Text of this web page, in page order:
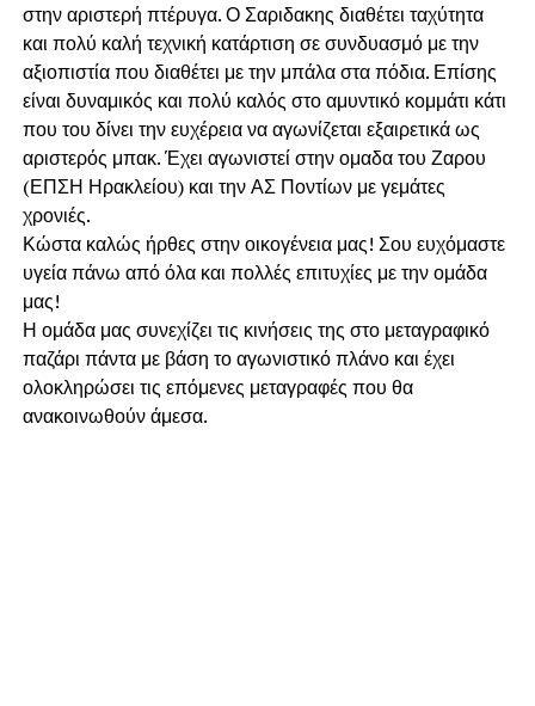
στην αριστερή πτέρυγα. Ο Σαριδακης διαθέτει ταχύτητα
και πολύ καλή τεχνική κατάρτιση σε συνδυασμό με την
αξιοπιστία που διαθέτει με την μπάλα στα πόδια. Επίσης
είναι δυναμικός και πολύ καλός στο αμυντικό κομμάτι κάτι
που του δίνει την ευχέρεια να αγωνίζεται εξαιρετικά ως
αριστερός μπακ. Έχει αγωνιστεί στην ομαδα του Ζαρου
(ΕΠΣΗ Ηρακλείου) και την ΑΣ Ποντίων με γεμάτες
χρονιές.
Κώστα καλώς ήρθες στην οικογένεια μας! Σου ευχόμαστε
υγεία πάνω από όλα και πολλές επιτυχίες με την ομάδα
μας!
Η ομάδα μας συνεχίζει τις κινήσεις της στο μεταγραφικό
παζάρι πάντα με βάση το αγωνιστικό πλάνο και έχει
ολοκληρώσει τις επόμενες μεταγραφές που θα
ανακοινωθούν άμεσα.